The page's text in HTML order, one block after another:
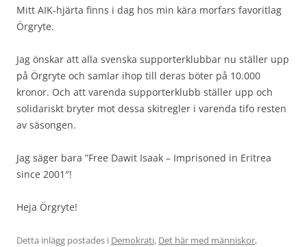
Mitt AIK-hjärta finns i dag hos min kära morfars favoritlag
Örgryte.
Jag önskar att alla svenska supporterklubbar nu ställer upp
på Örgryte och samlar ihop till deras böter på 10.000
kronor. Och att varenda supporterklubb ställer upp och
solidariskt bryter mot dessa skitregler i varenda tifo resten
av säsongen.
Jag säger bara ”Free Dawit Isaak – Imprisoned in Eritrea
since 2001″!
Heja Örgryte!
Detta inlägg postades i Demokrati, Det här med människor,